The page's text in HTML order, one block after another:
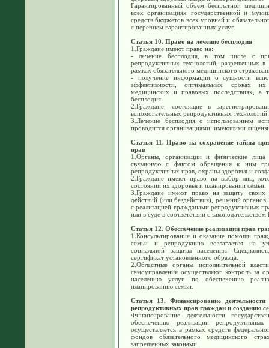
Гарантированный объем бесплатной
всех организациях государственной и
средств бюджетов всех уровней и
с перечнем гарантированных услуг.
Статья 10. Право на лечение бесплодия
1.Граждане имеют право на:
- лечение бесплодия, в том числе с
репродуктивных технологий, разрешенных
рамках обязательного медицинского
- получение информации о сущности
эффективности, оптимальных сроках
медицинских и правовых последствиях, а
бесплодия.
2.Граждане, состоящие в
вспомогательных репродуктивных
3.Лечение бесплодия с использованием
проводится организациями, имеющими
Статья 11. Право на сохранение тайны
прав
1.Органы, организации и физические
связанную с фактом обращения к ним
репродуктивных прав, охраны здоровья и
2.Граждане имеют право на выбор лиц,
состоянии их здоровья и планировании семьи.
3.Граждане имеют право на защиту своих
действий (или бездействия), решений
с реализацией гражданами репродуктивных
или в суде в соответствии с
Статья 12. Обеспечение реализации прав
1.Консультирование и оказание помощи
семьи и репродукцию возлагается на
социальной защиты населения.
сертификат установленного образца.
2.Областные органы исполнительной
самоуправления осуществляют контроль за
населению услуг по обеспечению
планированию семьи.
Статья 13. Финансирование
репродуктивных прав граждан и созданию
Финансирование деятельности
обеспечению реализации
осуществляется в рамках средств
фондов обязательного медицинского
запрещенных законами.